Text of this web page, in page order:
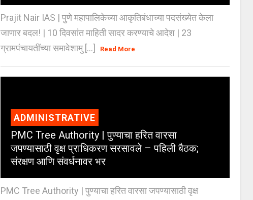
Prajit Nair IAS | पुणे महापालिकेच्या आकृतिबंधाच्या पदसंख्येत केला
जाणार बदल! | 10 दिवसांत माहिती सादर करण्याचे आदेश | 23
ग्रामपंचायतींच्या समावेशामु [...]
Read More
ADMINISTRATIVE
PMC Tree Authority | पुण्याचा हरित वारसा
जपण्यासाठी वृक्ष प्राधिकरण सरसावले – पहिली बैठक;
संरक्षण आणि संवर्धनावर भर
PMC Tree Authority | पुण्याचा हरित वारसा जपण्यासाठी वृक्ष